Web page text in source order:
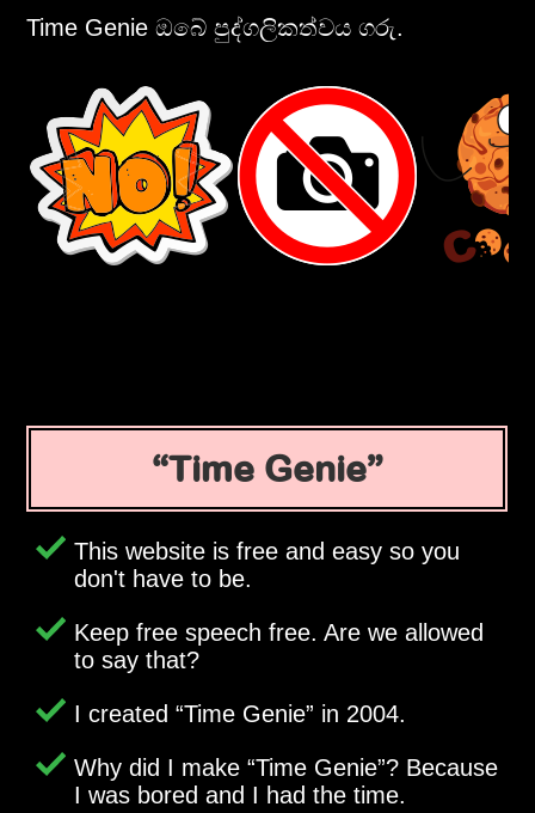
Time Genie ඔබේ පුද්ගලිකත්වය ගරු.
Time Genie
This website is free and easy so you
don't have to be.
Keep free speech free. Are we allowed
to say that?
I created Time Genie in 2004.
Why did I make Time Genie ? Because
I was bored and I had the time.